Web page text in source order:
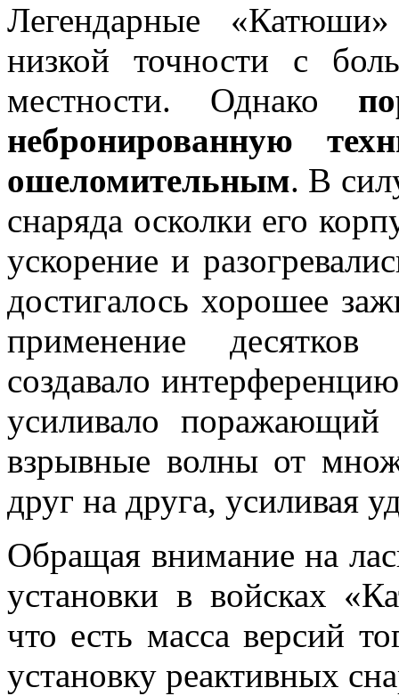
Легендарные
низкой точности с
местности. Однако
небронированную
ошеломительным. В
снаряда осколки его
ускорение и
достигалось хорошее
применение
создавало
усиливало
взрывные волны от
друг на друга, усиливая
Обращая внимание на
установки в войсках
что есть масса версий
установку реактивных